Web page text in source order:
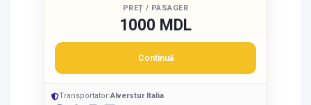
PREȚ / PASAGER
1000 MDL
Continuă
Transportator:Alverstur Italia